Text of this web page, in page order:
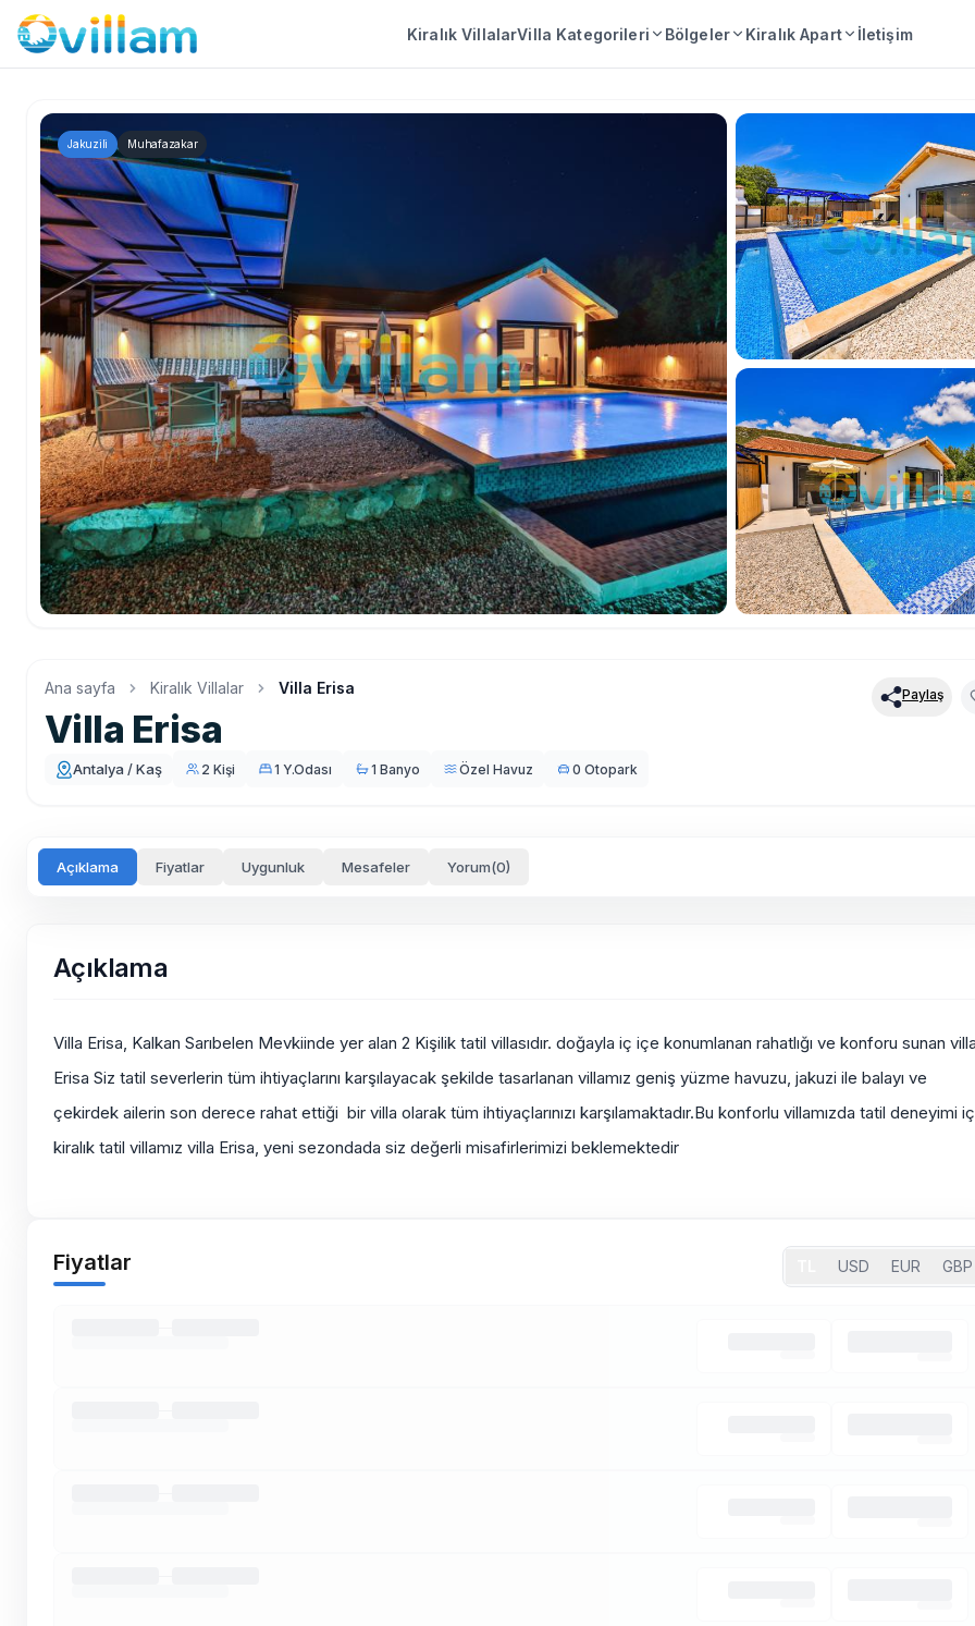
Kiralık VillalarVilla Kategorileri Bölgeler Kiralık Apart İletişim
Jakuzili Muhafazakar
Ana sayfa Kiralık Villalar Villa Erisa
Villa Erisa
Paylaş
Antalya / Kaş 2 Kişi 1 Y.Odası 1 Banyo Özel Havuz 0 Otopark
Açıklama Fiyatlar Uygunluk Mesafeler Yorum(0)
Açıklama
Villa Erisa, Kalkan Sarıbelen Mevkiinde yer alan 2 Kişilik tatil villasıdır. doğayla iç içe konumlanan rahatlığı ve konforu sunan
Erisa Siz tatil severlerin tüm ihtiyaçlarını karşılayacak şekilde tasarlanan villamız geniş yüzme havuzu, jakuzi ile balayı ve
çekirdek ailerin son derece rahat ettiği bir villa olarak tüm ihtiyaçlarınızı karşılamaktadır.Bu konforlu villamızda tatil deneyimi
kiralık tatil villamız villa Erisa, yeni sezondada siz değerli misafirlerimizi beklemektedir
Fiyatlar USD EUR GBP